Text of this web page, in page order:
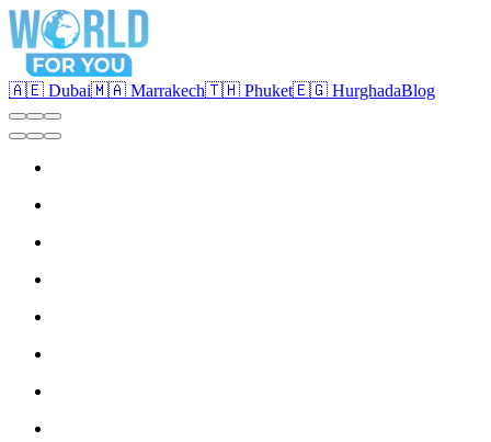
🇦🇪 Dubai🇲🇦 Marrakech🇹🇭 Phuket🇪🇬 HurghadaBlog